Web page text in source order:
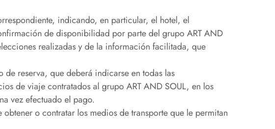
indicando, en particular, el hotel, el
de disponibilidad por parte del grupo ART AND
realizadas y de la información facilitada, que
reserva, que deberá indicarse en todas las
de viaje contratados al grupo ART AND SOUL, en los
vez efectuado el pago.
o contratar los medios de transporte que le permitan